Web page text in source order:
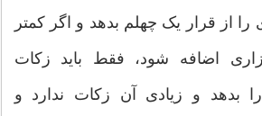
را از قرار یک چهلم بدهد و اگر كمتر
بازاری اضافه شود، فقط باید زكات
را بدهد و زیادی آن زكات ندارد و